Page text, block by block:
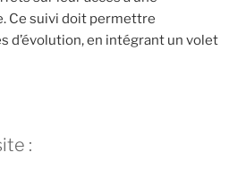
Ce suivi doit permettre
d’évolution, en intégrant un volet
: